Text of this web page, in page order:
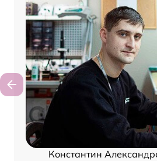
Константин